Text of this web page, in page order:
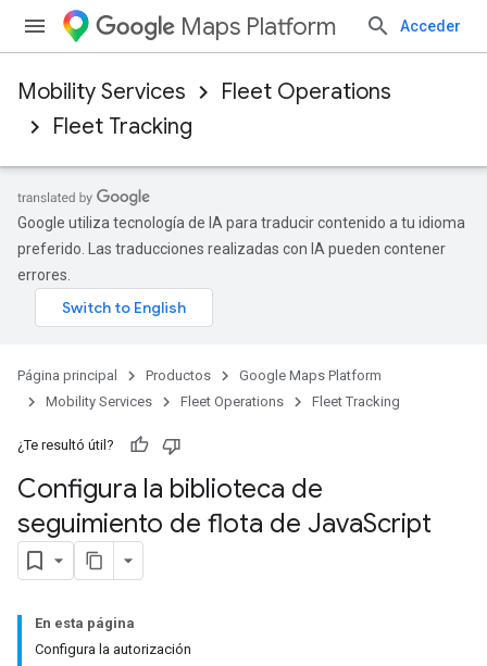
Maps Platform Acceder
Mobility Services
Fleet Operations
Fleet Tracking
Google utiliza tecnología de IA para traducir contenido a tu idioma
preferido. Las traducciones realizadas con IA pueden contener
errores.
Página principal Productos
Google Maps Platform
Mobility Services
Fleet Operations Fleet Tracking
¿Te resultó útil?
Configura la biblioteca de
seguimiento de flota de JavaScript
En esta página
Configura la autorización